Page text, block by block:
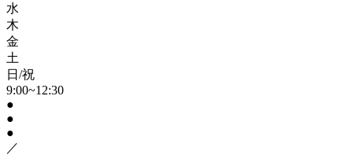
水
木
金
土
日/祝
9:00~12:30
●
●
●
／